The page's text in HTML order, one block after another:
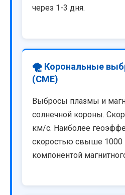
через 1-3 дня.
🌪️ Корональные
(CME)
Выбросы плазмы и
солнечной короны.
км/с. Наиболее
скоростью свыше
компонентой